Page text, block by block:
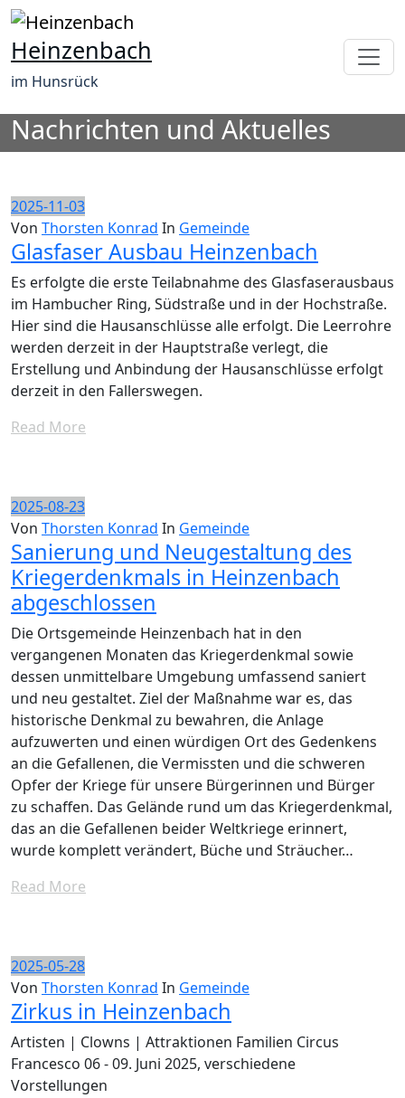
Zum
Inhalt
springen
Heinzenbach
im Hunsrück
Nachrichten und Aktuelles
2025-11-03
Von Thorsten Konrad In Gemeinde
Glasfaser Ausbau Heinzenbach
Es erfolgte die erste Teilabnahme des Glasfaserausbaus
im Hambucher Ring, Südstraße und in der Hochstraße.
Hier sind die Hausanschlüsse alle erfolgt. Die Leerrohre
werden derzeit in der Hauptstraße verlegt, die
Erstellung und Anbindung der Hausanschlüsse erfolgt
derzeit in den Fallerswegen.
Read More
2025-08-23
Von Thorsten Konrad In Gemeinde
Sanierung und Neugestaltung des
Kriegerdenkmals in Heinzenbach
abgeschlossen
Die Ortsgemeinde Heinzenbach hat in den
vergangenen Monaten das Kriegerdenkmal sowie
dessen unmittelbare Umgebung umfassend saniert
und neu gestaltet. Ziel der Maßnahme war es, das
historische Denkmal zu bewahren, die Anlage
aufzuwerten und einen würdigen Ort des Gedenkens
an die Gefallenen, die Vermissten und die schweren
Opfer der Kriege für unsere Bürgerinnen und Bürger
zu schaffen. Das Gelände rund um das Kriegerdenkmal,
das an die Gefallenen beider Weltkriege erinnert,
wurde komplett verändert, Büche und Sträucher…
Read More
2025-05-28
Von Thorsten Konrad In Gemeinde
Zirkus in Heinzenbach
Artisten | Clowns | Attraktionen Familien Circus
Francesco 06 - 09. Juni 2025, verschiedene
Vorstellungen